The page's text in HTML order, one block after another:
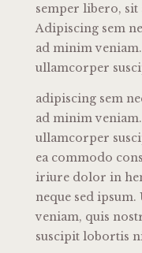
semper libero, sit
Adipiscing sem
ad minim
ullamcorper
adipiscing sem
ad minim
ullamcorper
ea commodo
iriure dolor in
neque sed
veniam, quis
suscipit lobortis